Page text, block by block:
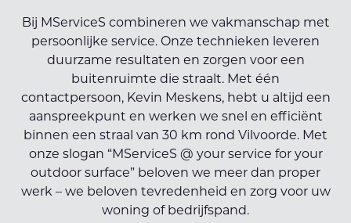
Bij MServiceS combineren we vakmanschap met
persoonlijke service. Onze technieken leveren
duurzame resultaten en zorgen voor een
buitenruimte die straalt. Met één
contactpersoon, Kevin Meskens, hebt u altijd een
aanspreekpunt en werken we snel en efficiënt
binnen een straal van 30 km rond Vilvoorde. Met
onze slogan “MServiceS @ your service for your
outdoor surface” beloven we meer dan proper
werk – we beloven tevredenheid en zorg voor uw
woning of bedrijfspand.